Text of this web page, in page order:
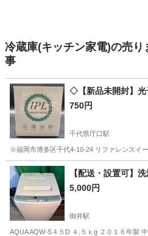
冷蔵庫(キッチン家電)の売
事
◇【新品未開封】光
750円
千代県庁口駅
※福岡市博多区千代4-10-24 リファレンスイ
福岡 福岡市 千代県庁口駅 美容
【配送・設置可】
5,000円
御井駅
AQUA AQW-S４５D ４.５ｋg ２０１６年製